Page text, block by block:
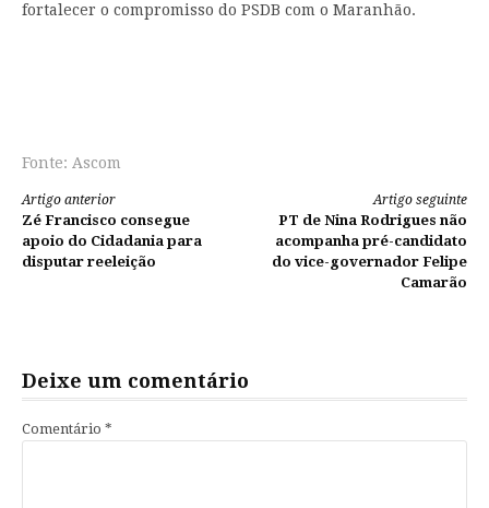
fortalecer o compromisso do PSDB com o Maranhão.
Fonte: Ascom
Continue
lendo
Artigo anterior
Zé Francisco consegue
apoio do Cidadania para
disputar reeleição
Artigo seguinte
PT de Nina Rodrigues não
acompanha pré-candidato
do vice-governador Felipe
Camarão
Deixe um comentário
Comentário *